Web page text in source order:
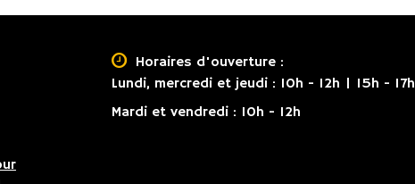
 Horaires d'ouverture :
Lundi, mercredi et jeudi : 10h - 12h | 15h - 17h
Mardi et vendredi : 10h - 12h